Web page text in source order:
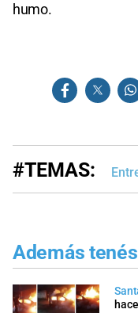
humo.
#TEMAS:
Además